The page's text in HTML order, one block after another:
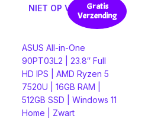
Gratis
Verzending
NIET OP VOORRAAD
ASUS All-in-One
90PT03L2 | 23.8″ Full
HD IPS | AMD Ryzen 5
7520U | 16GB RAM |
512GB SSD | Windows 11
Home | Zwart